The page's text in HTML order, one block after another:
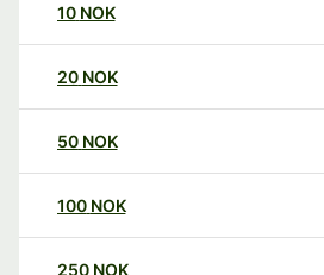
10 NOK
20 NOK
50 NOK
100 NOK
250 NOK